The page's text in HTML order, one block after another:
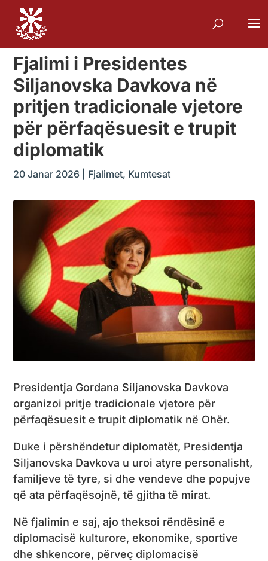
Fjalimi i Presidentes
Siljanovska Davkova në
pritjen tradicionale vjetore
për përfaqësuesit e trupit
diplomatik
20 Janar 2026 Fjalimet, Kumtesat
Presidentja Gordana Siljanovska Davkova
organizoi pritje tradicionale vjetore për
përfaqësuesit e trupit diplomatik në Ohër.
Duke i përshëndetur diplomatët, Presidentja
Siljanovska Davkova u uroi atyre personalisht,
familjeve të tyre, si dhe vendeve dhe popujve
që ata përfaqësojnë, të gjitha të mirat.
Në fjalimin e saj, ajo theksoi rëndësinë e
diplomacisë kulturore, ekonomike, sportive
dhe shkencore, përveç diplomacisë